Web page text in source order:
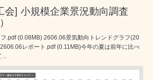
会] 小規模企業景況動向調査
.pdf (0.08MB) 2606.06景気動向トレンドグラフ(20
レポート.pdf (0.11MB)今年の夏は前年に比べ